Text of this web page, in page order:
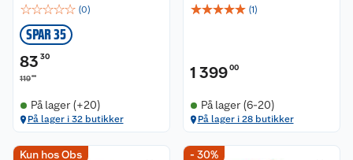
☆☆☆☆☆ (0)
SPAR 35
83 30
11900
På lager (+20)
På lager i 32 butikker
☆☆☆☆☆ (1)
1 39900
På lager (6-20)
På lager i 28 butikker
Kun hos Obs - 30%